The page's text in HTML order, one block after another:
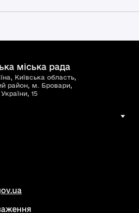
міська рада
Київська область,
район, м. Бровари,
15